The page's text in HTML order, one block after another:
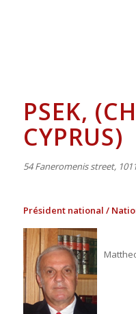
PSEK,
CYPRUS)
54 Faneromenis street,
Président national /